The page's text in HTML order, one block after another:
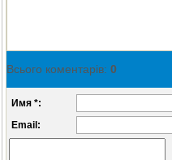
Всього коментарів: 0
Имя *:
Email: